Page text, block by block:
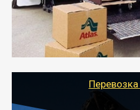
стоимости).
- Тайгер Логистик
качественно организует
службы или работы с
оформлением документов,